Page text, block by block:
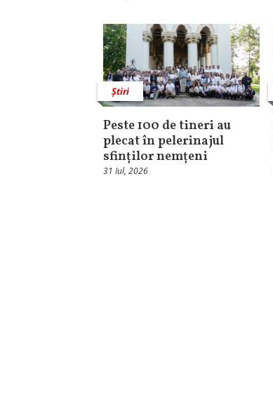
Știri
Peste 100 de tineri au
plecat în pelerinajul
sfinților nemțeni
31 Iul, 2026